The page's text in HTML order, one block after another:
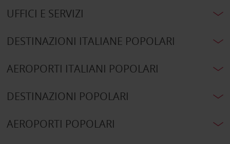
UFFICI E SERVIZI
DESTINAZIONI ITALIANE POPOLARI
AEROPORTI ITALIANI POPOLARI
DESTINAZIONI POPOLARI
AEROPORTI POPOLARI